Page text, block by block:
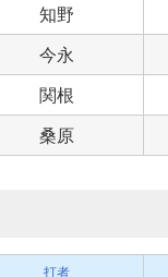
知野
今永
関根
桑原
打者